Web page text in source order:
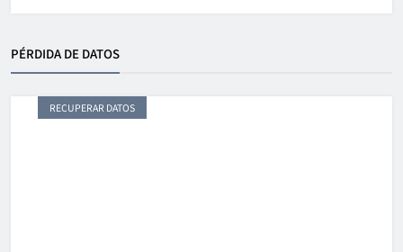
PÉRDIDA DE DATOS
RECUPERAR DATOS